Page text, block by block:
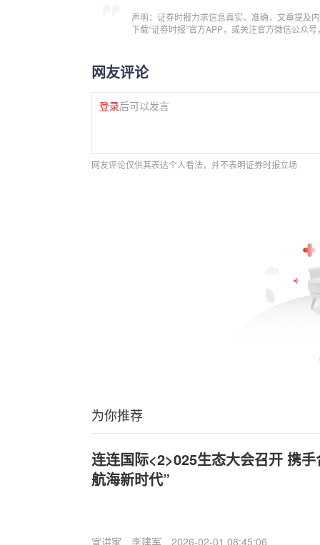
声明：证券时报力求信息真实、准确，文章提及
下载“证券时报”官方APP，或关注官方微信公众
网友评论
登录后可以发言
网友评论仅供其表达个人看法，并不表明证券时报立场
为你推荐
连连国际<2>025生态大会召开 携
航海新时代”
宣讲家 李建军 2026-02-01 08:45:06